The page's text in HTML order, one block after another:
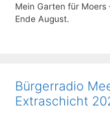
Mein Garten für
Ende August.
Bürgerradio
Extraschicht